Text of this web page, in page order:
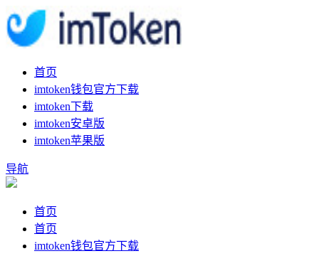
首页
imtoken钱包官方下载
imtoken下载
imtoken安卓版
imtoken苹果版
导航
首页
首页
imtoken钱包官方下载